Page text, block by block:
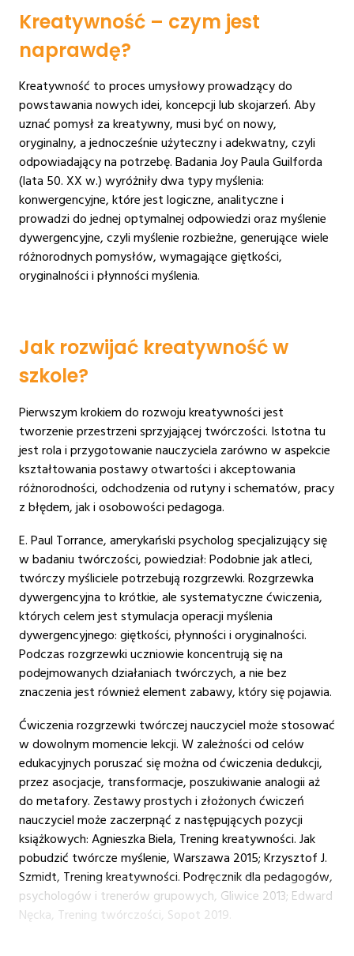
Kreatywność – czym jest
naprawdę?
Kreatywność to proces umysłowy prowadzący do
powstawania nowych idei, koncepcji lub skojarzeń. Aby
uznać pomysł za kreatywny, musi być on nowy,
oryginalny, a jednocześnie użyteczny i adekwatny, czyli
odpowiadający na potrzebę. Badania Joy Paula Guilforda
(lata 50. XX w.) wyróżniły dwa typy myślenia:
konwergencyjne, które jest logiczne, analityczne i
prowadzi do jednej optymalnej odpowiedzi oraz myślenie
dywergencyjne, czyli myślenie rozbieżne, generujące wiele
różnorodnych pomysłów, wymagające giętkości,
oryginalności i płynności myślenia.
Jak rozwijać kreatywność w
szkole?
Pierwszym krokiem do rozwoju kreatywności jest
tworzenie przestrzeni sprzyjającej twórczości. Istotna tu
jest rola i przygotowanie nauczyciela zarówno w aspekcie
kształtowania postawy otwartości i akceptowania
różnorodności, odchodzenia od rutyny i schematów, pracy
z błędem, jak i osobowości pedagoga.
E. Paul Torrance, amerykański psycholog specjalizujący się
w badaniu twórczości, powiedział: Podobnie jak atleci,
twórczy myśliciele potrzebują rozgrzewki. Rozgrzewka
dywergencyjna to krótkie, ale systematyczne ćwiczenia,
których celem jest stymulacja operacji myślenia
dywergencyjnego: giętkości, płynności i oryginalności.
Podczas rozgrzewki uczniowie koncentrują się na
podejmowanych działaniach twórczych, a nie bez
znaczenia jest również element zabawy, który się pojawia.
Ćwiczenia rozgrzewki twórczej nauczyciel może stosować
w dowolnym momencie lekcji. W zależności od celów
edukacyjnych poruszać się można od ćwiczenia dedukcji,
przez asocjacje, transformacje, poszukiwanie analogii aż
do metafory. Zestawy prostych i złożonych ćwiczeń
nauczyciel może zaczerpnąć z następujących pozycji
książkowych: Agnieszka Biela, Trening kreatywności. Jak
pobudzić twórcze myślenie, Warszawa 2015; Krzysztof J.
Szmidt, Trening kreatywności. Podręcznik dla pedagogów,
psychologów i trenerów grupowych, Gliwice 2013; Edward
Nęcka, Trening twórczości, Sopot 2019.